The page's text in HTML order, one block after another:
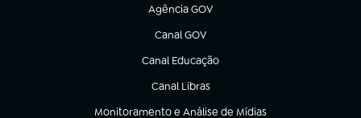
Agência GOV
(abre em nova aba)
Canal GOV
(abre em nova aba)
Canal Educação
(abre em nova aba)
Canal Libras
(abre em nova aba)
Monitoramento e Análise de Mídias